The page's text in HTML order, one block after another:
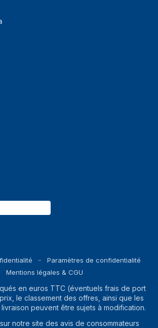
Paramètres de confidentialité
Mentions légales & CGU
en euros TTC (éventuels frais de port
le classement des offres, ainsi que les
peuvent être sujets à modification.
notre site des avis de consommateurs